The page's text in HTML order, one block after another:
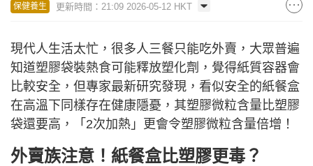
保健養生 更新時間：21:09 2026-05-12 HKT
現代人生活太忙，很多人三餐只能吃外賣，大眾普遍
知道塑膠袋裝熱食可能釋放塑化劑，覺得紙質容器會
比較安全，但專家最新研究發現，看似安全的紙餐盒
在高溫下同樣存在健康隱憂，其塑膠微粒含量比塑膠
袋還要高，「2次加熱」更會令塑膠微粒含量倍增！
外賣族注意！紙餐盒比塑膠更毒？